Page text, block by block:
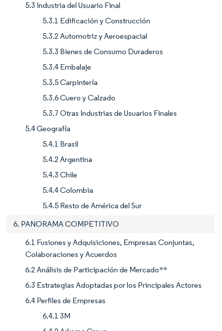
5.3 Industria del Usuario Final
5.3.1 Edificación y Construcción
5.3.2 Automotriz y Aeroespacial
5.3.3 Bienes de Consumo Duraderos
5.3.4 Embalaje
5.3.5 Carpintería
5.3.6 Cuero y Calzado
5.3.7 Otras Industrias de Usuarios Finales
5.4 Geografía
5.4.1 Brasil
5.4.2 Argentina
5.4.3 Chile
5.4.4 Colombia
5.4.5 Resto de América del Sur
6. PANORAMA COMPETITIVO
6.1 Fusiones y Adquisiciones, Empresas Conjuntas,
Colaboraciones y Acuerdos
6.2 Análisis de Participación de Mercado**
6.3 Estrategias Adoptadas por los Principales Actores
6.4 Perfiles de Empresas
6.4.1 3M